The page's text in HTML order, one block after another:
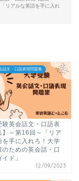
リアルな英語を手に入れ
話文・口語表現問題集
験英会話文・口語表
】～第16回～「リア
を手に入れろ！大学
のための英会話・口
ド」
12/09/2023